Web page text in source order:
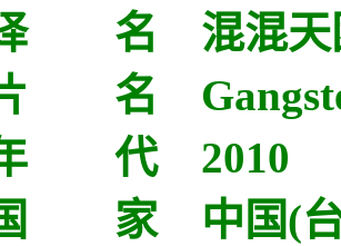
名 混混天
名
代 2010
家 中国(台